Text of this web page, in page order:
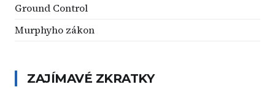
Ground Control
Murphyho zákon
ZAJÍMAVÉ ZKRATKY